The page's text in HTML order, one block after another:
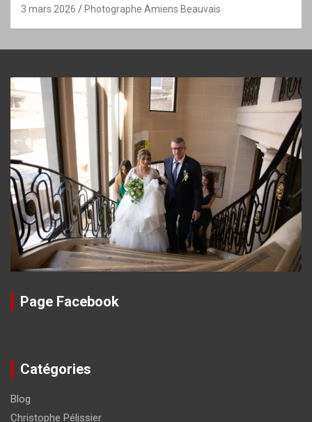
3 mars 2026 Photographe Amiens Beauvais
Page Facebook
Catégories
Blog
Christophe Pélissier